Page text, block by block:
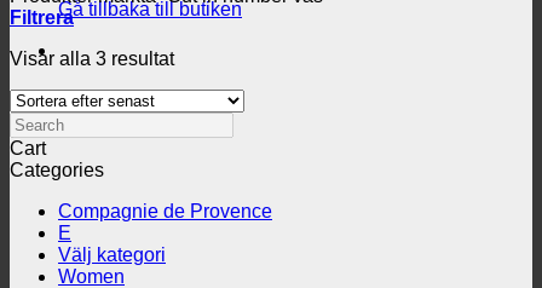
Gå tillbaka till butiken
Filtrera
Visar alla 3 resultatSortera
senaste
Search
Cart
Categories
Compagnie de Provence
E
Välj kategori
Women